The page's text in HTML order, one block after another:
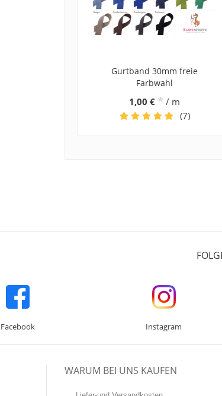
Gurtband 30mm freie
Farbwahl
1,00 € * / m
(7)
Facebook Instagram
WARUM BEI UNS KAUFEN